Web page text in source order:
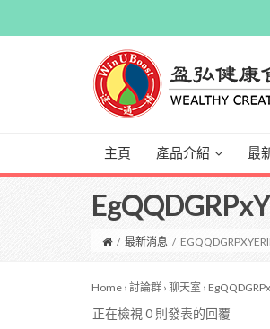
主頁 產品介紹 最
/ 最新消息 /
Home › 討論群 › 聊天室 ›
正在檢視 0 則發表的回覆